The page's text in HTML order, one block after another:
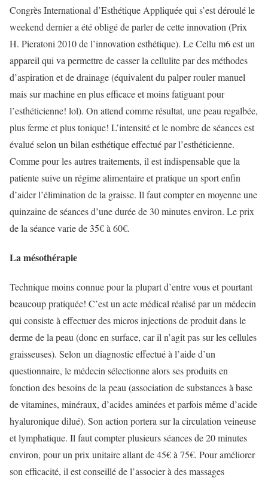
Congrès International d’Esthétique Appliquée qui s’est déroulé le
weekend dernier a été obligé de parler de cette innovation (Prix
H. Pieratoni 2010 de l’innovation esthétique). Le Cellu m6 est un
appareil qui va permettre de casser la cellulite par des méthodes
d’aspiration et de drainage (équivalent du palper rouler manuel
mais sur machine en plus efficace et moins fatiguant pour
l’esthéticienne! lol). On attend comme résultat, une peau regalbée,
plus ferme et plus tonique! L’intensité et le nombre de séances est
évalué selon un bilan esthétique effectué par l’esthéticienne.
Comme pour les autres traitements, il est indispensable que la
patiente suive un régime alimentaire et pratique un sport enfin
d’aider l’élimination de la graisse. Il faut compter en moyenne une
quinzaine de séances d’une durée de 30 minutes environ. Le prix
de la séance varie de 35€ à 60€.
La mésothérapie
Technique moins connue pour la plupart d’entre vous et pourtant
beaucoup pratiquée! C’est un acte médical réalisé par un médecin
qui consiste à effectuer des micros injections de produit dans le
derme de la peau (donc en surface, car il n’agit pas sur les cellules
graisseuses). Selon un diagnostic effectué à l’aide d’un
questionnaire, le médecin sélectionne alors ses produits en
fonction des besoins de la peau (association de substances à base
de vitamines, minéraux, d’acides aminées et parfois même d’acide
hyaluronique dilué). Son action portera sur la circulation veineuse
et lymphatique. Il faut compter plusieurs séances de 20 minutes
environ, pour un prix unitaire allant de 45€ à 75€. Pour améliorer
son efficacité, il est conseillé de l’associer à des massages